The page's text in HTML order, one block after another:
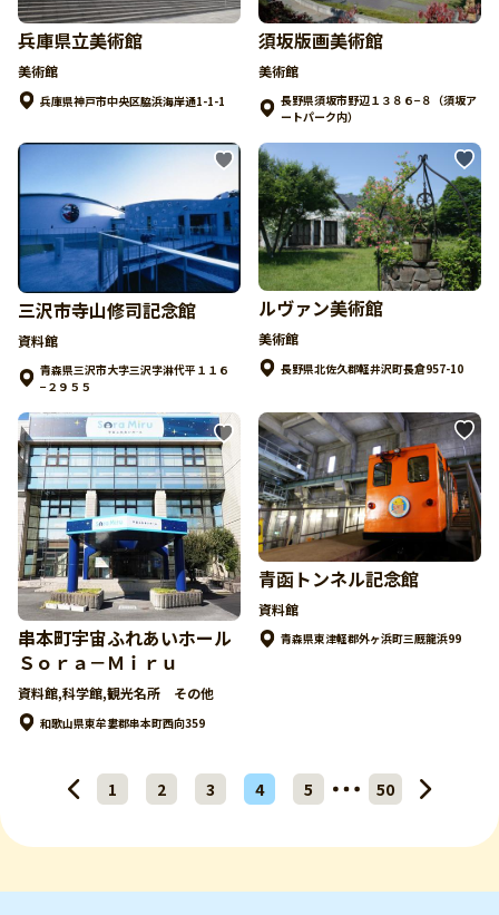
兵庫県立美術館
美術館
兵庫県神戸市中央区脇浜海岸通1-1-1
須坂版画美術館
美術館
長野県須坂市野辺１３８６−８（須坂ア
ートパーク内）
三沢市寺山修司記念館
資料館
青森県三沢市大字三沢字淋代平１１６
−２９５５
ルヴァン美術館
美術館
長野県北佐久郡軽井沢町長倉957-10
串本町宇宙ふれあいホール
Ｓｏｒａ－Ｍｉｒｕ
資料館,科学館,観光名所 その他
和歌山県東牟婁郡串本町西向359
青函トンネル記念館
資料館
青森県東津軽郡外ヶ浜町三厩龍浜99
1 2 3 4 5 50